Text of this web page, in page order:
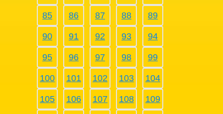
85 86 87 88 89
90 91 92 93 94
95 96 97 98 99
100 101 102 103 104
105 106 107 108 109